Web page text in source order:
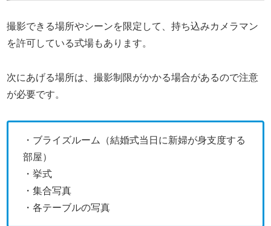
撮影できる場所やシーンを限定して、持ち込みカメラマン
を許可している式場もあります。
次にあげる場所は、撮影制限がかかる場合があるので注意
が必要です。
・ブライズルーム（結婚式当日に新婦が身支度する
部屋）
・挙式
・集合写真
・各テーブルの写真